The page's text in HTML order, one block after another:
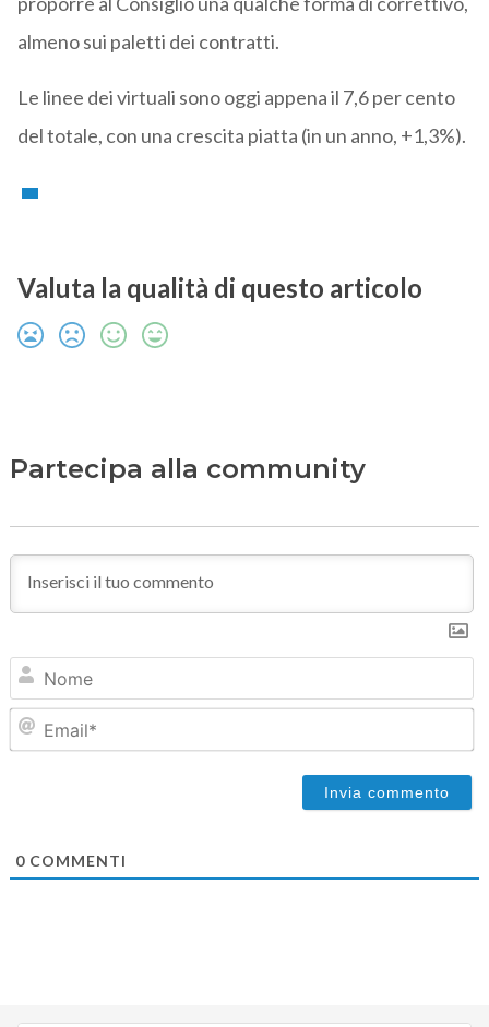
almeno sui paletti dei contratti.
Le linee dei virtuali sono oggi appena il 7,6 per cento
del totale, con una crescita piatta (in un anno, +1,3%).
Valuta la qualità di questo articolo
Partecipa alla community
0COMMENTI